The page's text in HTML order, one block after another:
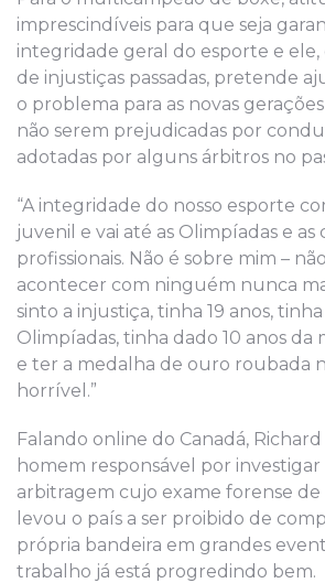
imprescindíveis para que seja
integridade geral do esporte e
de injustiças passadas, pretende
o problema para as novas
não serem prejudicadas por
adotadas por alguns árbitros no
“A integridade do nosso esporte
juvenil e vai até as Olimpíadas e as
profissionais. Não é sobre mim –
acontecer com ninguém nunca
sinto a injustiça, tinha 19 anos,
Olimpíadas, tinha dado 10 anos da
e ter a medalha de ouro roubada
horrível.”
Falando online do Canadá,
homem responsável por investigar
arbitragem cujo exame forense
levou o país a ser proibido de
própria bandeira em grandes
trabalho já está progredindo bem.